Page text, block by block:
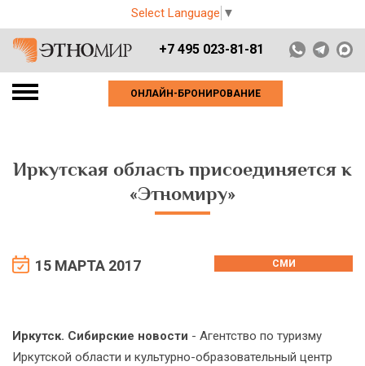
Select Language ▼
+7 495 023-81-81
ОНЛАЙН-БРОНИРОВАНИЕ
Иркутская область присоединяется к
«Этномиру»
15 МАРТА 2017 СМИ
Иркутск. Сибирские новости - Агентство по туризму
Иркутской области и культурно-образовательный центр